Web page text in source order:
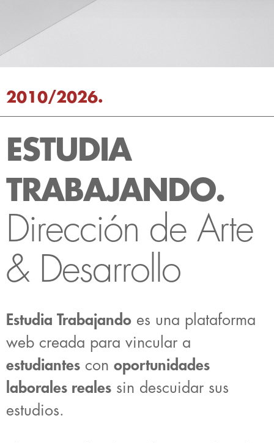
2010/2026.
ESTUDIA
TRABAJANDO.
Dirección de Arte
& Desarrollo
Estudia Trabajando es una plataforma
web creada para vincular a
estudiantes con oportunidades
laborales reales sin descuidar sus
estudios.